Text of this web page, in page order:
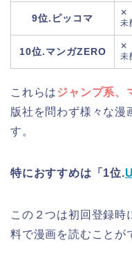
9位.ピッコマ
✕
未
10位.マンガZERO
✕
未
これらは ジャンプ系、
版社を問わず様々な漫
す。
特におすすめは「1位.
この２つは初回登録時
料で漫画を読むことが